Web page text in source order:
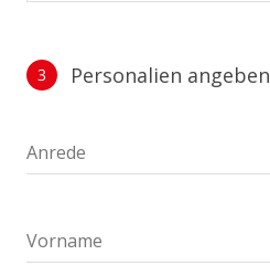
3 Personalien angeben
Anrede
Vorname